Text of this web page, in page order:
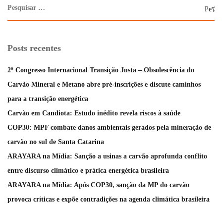
Posts recentes
2º Congresso Internacional Transição Justa – Obsolescência do
Carvão Mineral e Metano abre pré-inscrições e discute caminhos
para a transição energética
Carvão em Candiota: Estudo inédito revela riscos à saúde
COP30: MPF combate danos ambientais gerados pela mineração de
carvão no sul de Santa Catarina
ARAYARA na Mídia: Sanção a usinas a carvão aprofunda conflito
entre discurso climático e prática energética brasileira
ARAYARA na Mídia: Após COP30, sanção da MP do carvão
provoca críticas e expõe contradições na agenda climática brasileira